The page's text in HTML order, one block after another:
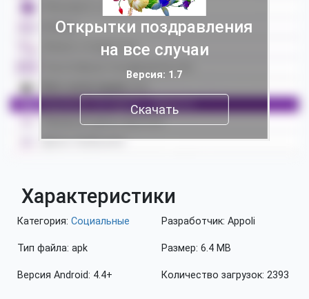
Открытки поздравления
на все случаи
Версия: 1.7
Скачать
Характеристики
Категория: Социальные
Тип файла: apk
Версия Android: 4.4+
Разработчик: Appoli
Размер: 6.4 MB
Количество загрузок: 2393